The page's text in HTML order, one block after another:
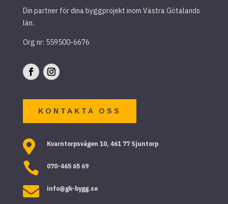
Din partner för dina byggprojekt inom Västra Götalands
län.
Org nr: 559500-6676
KONTAKTA OSS
 Kvarntorpsvägen 10, 461 77 Sjuntorp
 070-465 65 69
 info@gk-bygg.se